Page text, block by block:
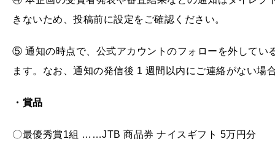
きないため、投稿前に設定をご確認ください。
⑤ 通知の時点で、公式アカウントのフォローを外してい
ます。なお、通知の発信後 1 週間以内にご連絡がない場
・賞品
〇最優秀賞1組 ……JTB 商品券 ナイスギフト 5万円分